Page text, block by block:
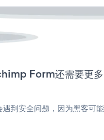
Form还需要更
到安全问题，因为黑客可